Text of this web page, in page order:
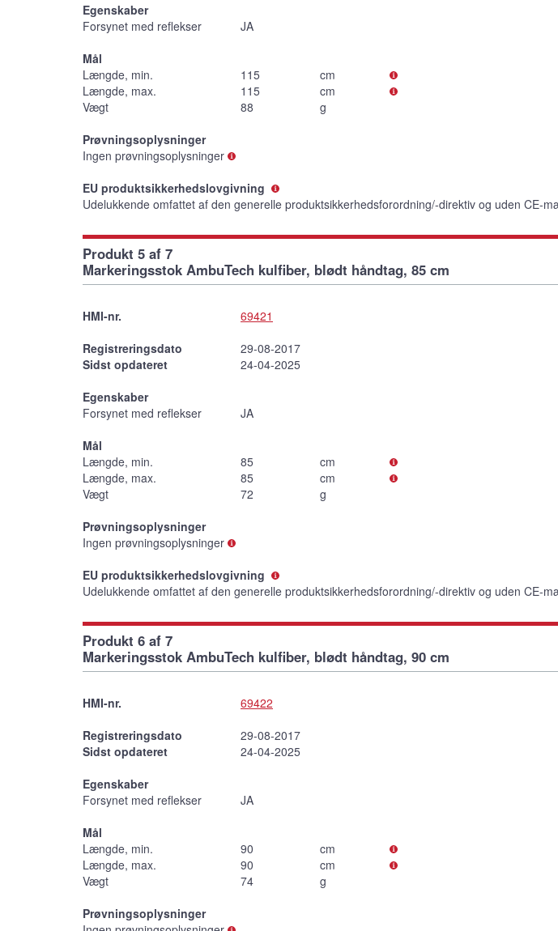
Egenskaber
Forsynet med reflekser
JA
Mål
Længde, min.
115
cm
Længde, max.
115
cm
Vægt
88
g
Prøvningsoplysninger
Ingen prøvningsoplysninger
EU produktsikkerhedslovgivning
Udelukkende omfattet af den generelle produktsikkerhedsforordning/-direktiv og uden CE-
Produkt 5 af 7
Markeringsstok AmbuTech kulfiber, blødt håndtag, 85 cm
HMI-nr.
69421
Registreringsdato
29-08-2017
Sidst opdateret
24-04-2025
Egenskaber
Forsynet med reflekser
JA
Mål
Længde, min.
85
cm
Længde, max.
85
cm
Vægt
72
g
Prøvningsoplysninger
Ingen prøvningsoplysninger
EU produktsikkerhedslovgivning
Udelukkende omfattet af den generelle produktsikkerhedsforordning/-direktiv og uden CE-
Produkt 6 af 7
Markeringsstok AmbuTech kulfiber, blødt håndtag, 90 cm
HMI-nr.
69422
Registreringsdato
29-08-2017
Sidst opdateret
24-04-2025
Egenskaber
Forsynet med reflekser
JA
Mål
Længde, min.
90
cm
Længde, max.
90
cm
Vægt
74
g
Prøvningsoplysninger